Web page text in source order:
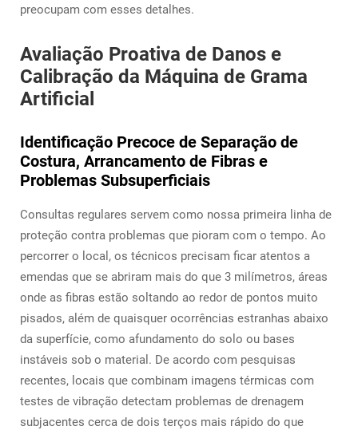
preocupam com esses detalhes.
Avaliação Proativa de Danos e
Calibração da Máquina de Grama
Artificial
Identificação Precoce de Separação de
Costura, Arrancamento de Fibras e
Problemas Subsuperficiais
Consultas regulares servem como nossa primeira linha de
proteção contra problemas que pioram com o tempo. Ao
percorrer o local, os técnicos precisam ficar atentos a
emendas que se abriram mais do que 3 milímetros, áreas
onde as fibras estão soltando ao redor de pontos muito
pisados, além de quaisquer ocorrências estranhas abaixo
da superfície, como afundamento do solo ou bases
instáveis sob o material. De acordo com pesquisas
recentes, locais que combinam imagens térmicas com
testes de vibração detectam problemas de drenagem
subjacentes cerca de dois terços mais rápido do que